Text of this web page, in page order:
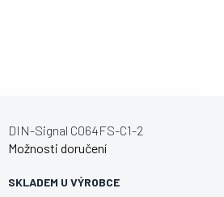
SKLADEM U VÝROBCE
Možnosti doručení
DIN-Signal C064FS-C1-2